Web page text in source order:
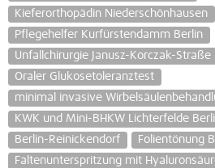
Kieferorthopädin Niederschönhausen
Pflegehelfer Kurfürstendamm Berlin
Unfallchirurgie Janusz-Korczak-Straße
Oraler Glukosetoleranztest
minimal invasive
KWK und Mini-BHKW Lichterfelde
Berlin-Reinickendorf
Folientönung
Faltenunterspritzung mit